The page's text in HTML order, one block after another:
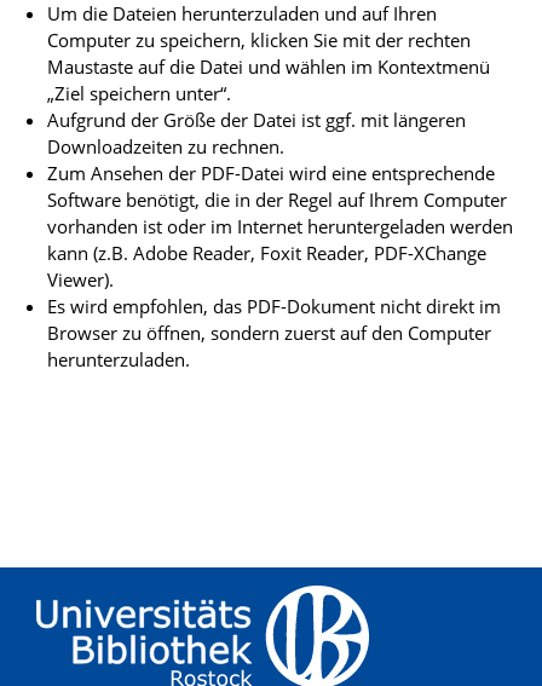
Um die Dateien herunterzuladen und auf Ihren
Computer zu speichern, klicken Sie mit der rechten
Maustaste auf die Datei und wählen im Kontextmenü
„Ziel speichern unter“.
Aufgrund der Größe der Datei ist ggf. mit längeren
Downloadzeiten zu rechnen.
Zum Ansehen der PDF-Datei wird eine entsprechende
Software benötigt, die in der Regel auf Ihrem Computer
vorhanden ist oder im Internet heruntergeladen werden
kann (z.B. Adobe Reader, Foxit Reader, PDF-XChange
Viewer).
Es wird empfohlen, das PDF-Dokument nicht direkt im
Browser zu öffnen, sondern zuerst auf den Computer
herunterzuladen.